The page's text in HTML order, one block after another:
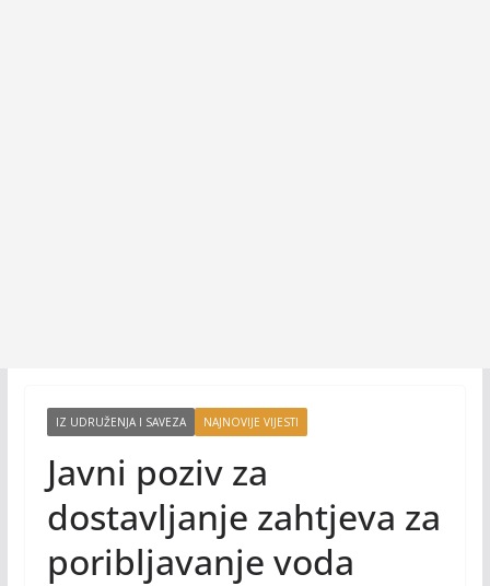
IZ UDRUŽENJA I SAVEZA NAJNOVIJE VIJESTI
Javni poziv za
dostavljanje zahtjeva za
poribljavanje voda